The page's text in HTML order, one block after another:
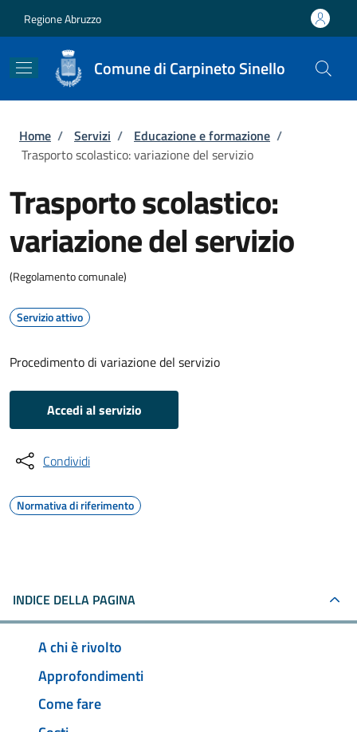
Regione Abruzzo
Comune di Carpineto Sinello
Briciole di pane
Home / Servizi / Educazione e formazione /
Trasporto scolastico: variazione del servizio
Trasporto scolastico:
variazione del servizio
(Regolamento comunale)
Servizio attivo
Procedimento di variazione del servizio
Accedi al servizio
Condividi
Normativa di riferimento
INDICE DELLA PAGINA
A chi è rivolto
Approfondimenti
Come fare